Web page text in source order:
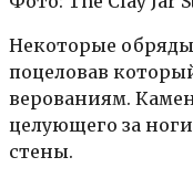
Некоторые
поцеловав
верованиям.
целующего за
стены.